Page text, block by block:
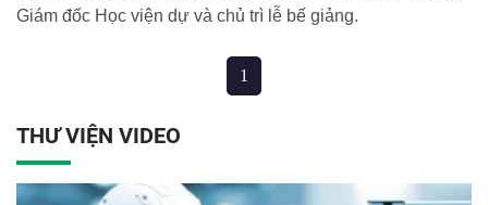
Giám đốc Học viện dự và chủ trì lễ bế giảng.
1
THƯ VIỆN VIDEO